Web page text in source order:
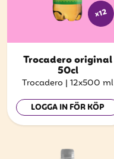
x12
Trocadero original
50cl
Trocadero | 12x500 ml
LOGGA IN FÖR KÖP